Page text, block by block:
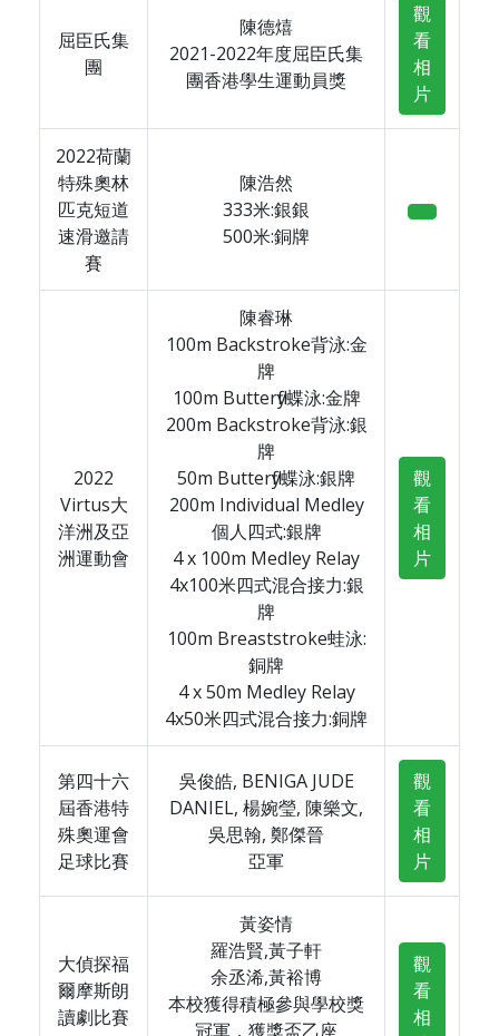
屈臣氏集
團
陳德熺
2021-2022年度屈臣氏集
團香港學生運動員獎
觀
看
相
片
2022荷蘭
特殊奧林
匹克短道
速滑邀請
賽
陳浩然
333米:銀銀
500米:銅牌
2022
Virtus大
洋洲及亞
洲運動會
陳睿琳
100m Backstroke背泳:金
牌
100m Butterfly蝶泳:金牌
200m Backstroke背泳:銀
牌
50m Butterfly蝶泳:銀牌
200m Individual Medley
個人四式:銀牌
4 x 100m Medley Relay
4x100米四式混合接力:銀
牌
100m Breaststroke蛙泳:
銅牌
4 x 50m Medley Relay
4x50米四式混合接力:銅牌
觀
看
相
片
第四十六
屆香港特
殊奧運會
足球比賽
吳俊皓, BENIGA JUDE
DANIEL, 楊婉瑩, 陳樂文,
吳思翰, 鄭傑晉
亞軍
觀
看
相
片
大偵探福
爾摩斯朗
讀劇比賽
黃姿情
羅浩賢,黃子軒
余丞浠,黃裕博
本校獲得積極參與學校獎
冠軍，獲獎盃乙座
觀
看
相